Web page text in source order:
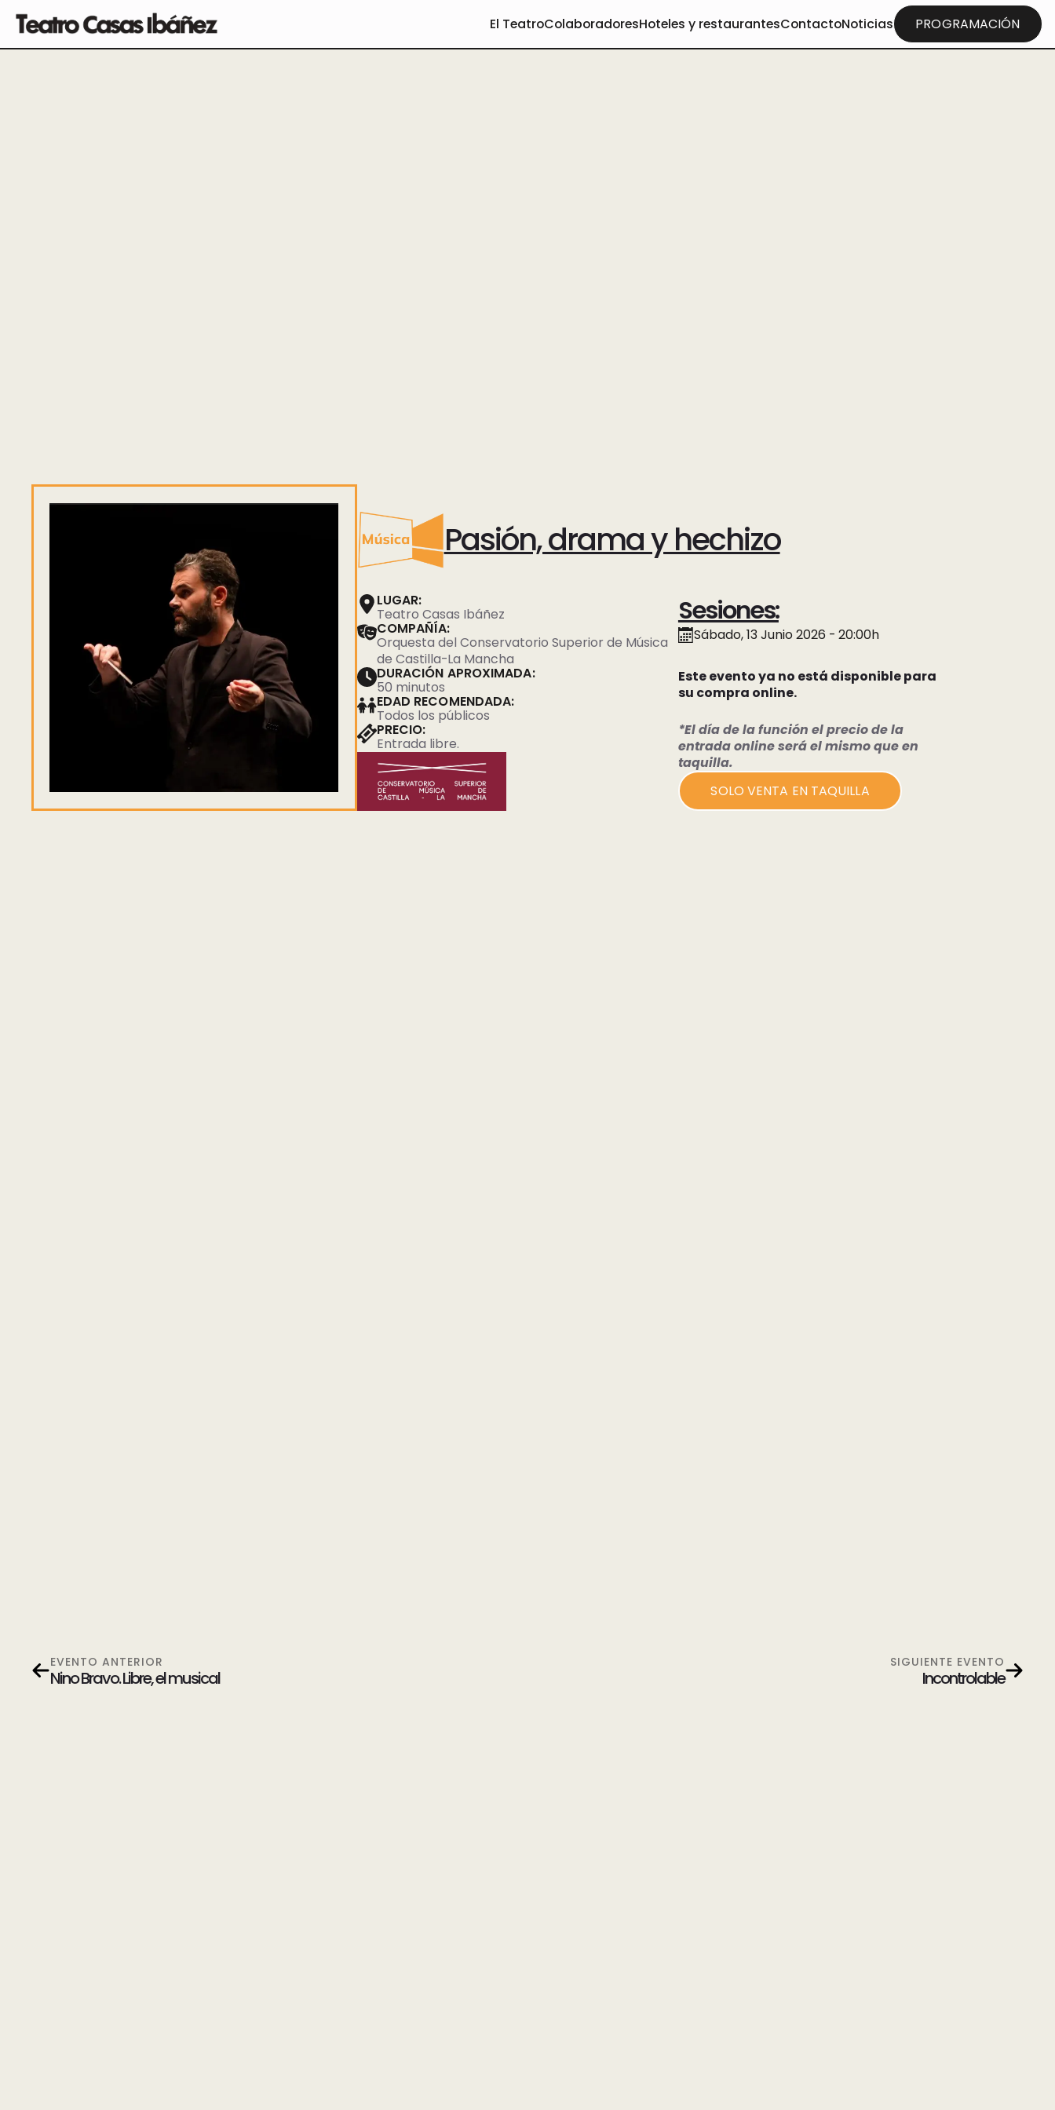
El TeatroColaboradoresHoteles y restaurantesContactoNoticias PROGRAMACIÓN
Pasión, drama y hechizo
LUGAR:
Teatro Casas Ibáñez
COMPAÑÍA:
Orquesta del Conservatorio Superior de Música
de Castilla-La Mancha
DURACIÓN APROXIMADA:
50 minutos
EDAD RECOMENDADA:
Todos los públicos
PRECIO:
Entrada libre.
Sesiones:
Sábado, 13 Junio 2026 - 20:00h
Este evento ya no está disponible para
su compra online.
*El día de la función el precio de la
entrada online será el mismo que en
taquilla.
SOLO VENTA EN TAQUILLA
EVENTO ANTERIOR
Nino Bravo. Libre, el musical
SIGUIENTE EVENTO
Incontrolable